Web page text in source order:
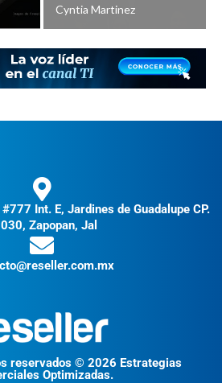
Cyntia Martinez
Int. E, Jardines de Guadalupe CP.
Zapopan, Jal
reservados © 2026 Estrategias
Optimizadas.